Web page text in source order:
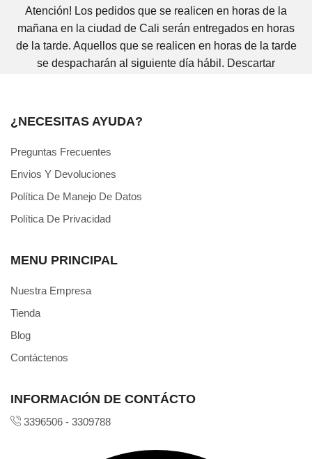
Atención! Los pedidos que se realicen en horas de la
mañana en la ciudad de Cali serán entregados en horas
de la tarde. Aquellos que se realicen en horas de la tarde
se despacharán al siguiente día hábil. Descartar
¿NECESITAS AYUDA?
Preguntas Frecuentes
Envios Y Devoluciones
Política De Manejo De Datos
Política De Privacidad
MENU PRINCIPAL
Nuestra Empresa
Tienda
Blog
Contáctenos
INFORMACIÓN DE CONTÁCTO
3396506 - 3309788